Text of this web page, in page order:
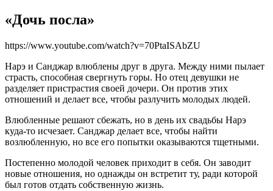
«Дочь посла»
https://www.youtube.com/watch?v=70PtaISAbZU
Нарэ и Санджар влюблены друг в друга. Между ними пылает
страсть, способная свергнуть горы. Но отец девушки не
разделяет пристрастия своей дочери. Он против этих
отношений и делает все, чтобы разлучить молодых людей.
Влюбленные решают сбежать, но в день их свадьбы Нарэ
куда-то исчезает. Санджар делает все, чтобы найти
возлюбленную, но все его попытки оказываются тщетными.
Постепенно молодой человек приходит в себя. Он заводит
новые отношения, но однажды он встретит ту, ради которой
был готов отдать собственную жизнь.